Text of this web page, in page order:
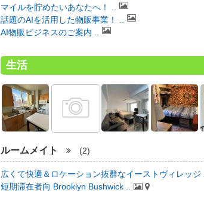
マイルを貯めたいあなたへ！ ..
話題のAIを活用した物販事業！ ..
AI物販ビジネスのご案内 ..
生活
ルームメイト (2)
広くて快適＆ロケーション抜群なイーストヴィレッジ ..
短期滞在者向 Brooklyn Bushwick ..